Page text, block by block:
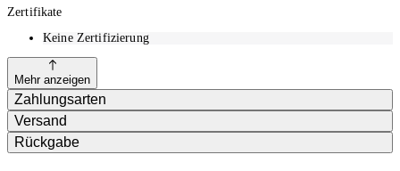
Zertifikate
Keine Zertifizierung
Mehr anzeigen
Zahlungsarten
Versand
Rückgabe